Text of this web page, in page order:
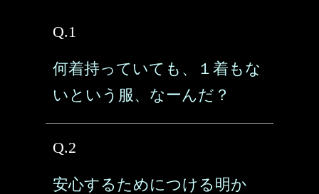
Q.1
何着持っていても、１着もな
いという服、なーんだ？
Q.2
安心するためにつける明か